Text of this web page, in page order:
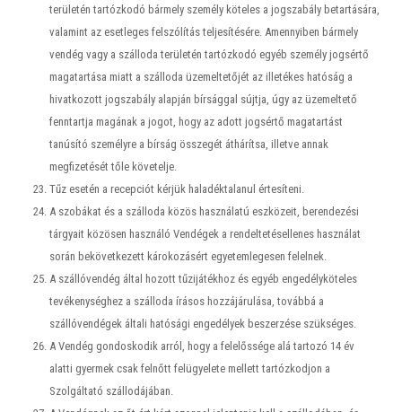
területén tartózkodó bármely személy köteles a jogszabály betartására,
valamint az esetleges felszólítás teljesítésére. Amennyiben bármely
vendég vagy a szálloda területén tartózkodó egyéb személy jogsértő
magatartása miatt a szálloda üzemeltetőjét az illetékes hatóság a
hivatkozott jogszabály alapján bírsággal sújtja, úgy az üzemeltető
fenntartja magának a jogot, hogy az adott jogsértő magatartást
tanúsító személyre a bírság összegét áthárítsa, illetve annak
megfizetését tőle követelje.
Tűz esetén a recepciót kérjük haladéktalanul értesíteni.
A szobákat és a szálloda közös használatú eszközeit, berendezési
tárgyait közösen használó Vendégek a rendeltetésellenes használat
során bekövetkezett károkozásért egyetemlegesen felelnek.
A szállóvendég által hozott tűzijátékhoz és egyéb engedélyköteles
tevékenységhez a szálloda írásos hozzájárulása, továbbá a
szállóvendégek általi hatósági engedélyek beszerzése szükséges.
A Vendég gondoskodik arról, hogy a felelőssége alá tartozó 14 év
alatti gyermek csak felnőtt felügyelete mellett tartózkodjon a
Szolgáltató szállodájában.